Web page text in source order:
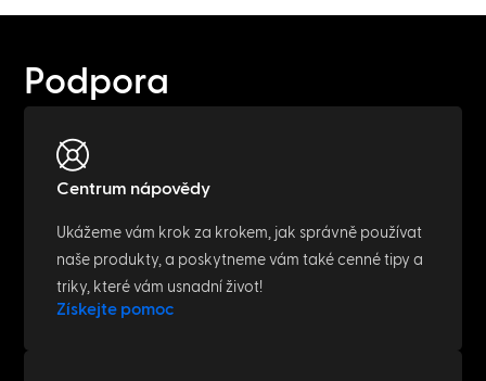
Podpora
Centrum nápovědy
Ukážeme vám krok za krokem, jak správně používat
naše produkty, a poskytneme vám také cenné tipy a
triky, které vám usnadní život!
Získejte pomoc